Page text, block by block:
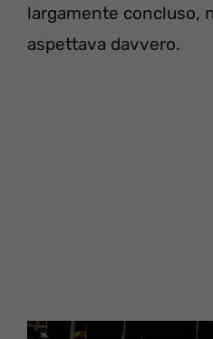
largamente concluso,
aspettava davvero.